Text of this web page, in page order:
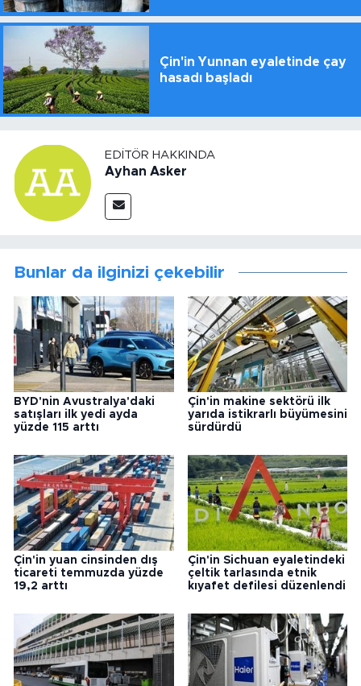
Çin'in Yunnan eyaletinde çay
hasadı başladı
EDITÖR HAKKINDA
Ayhan Asker
Bunlar da ilginizi çekebilir
BYD'nin Avustralya'daki
satışları ilk yedi ayda
yüzde 115 arttı
Çin'in makine sektörü ilk
yarıda istikrarlı büyümesini
sürdürdü
Çin'in yuan cinsinden dış
ticareti temmuzda yüzde
19,2 arttı
Çin'in Sichuan eyaletindeki
çeltik tarlasında etnik
kıyafet defilesi düzenlendi